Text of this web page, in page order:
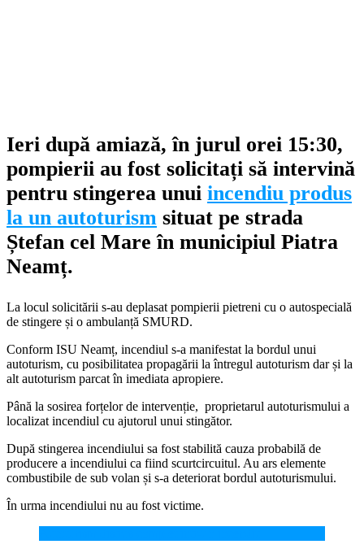
Ieri după amiază, în jurul orei 15:30,
pompierii au fost solicitați să intervină
pentru stingerea unui incendiu produs
la un autoturism situat pe strada
Ștefan cel Mare în municipiul Piatra
Neamț.
La locul solicitării s-au deplasat pompierii pietreni cu o autospecială
de stingere și o ambulanță SMURD.
Conform ISU Neamț, incendiul s-a manifestat la bordul unui
autoturism, cu posibilitatea propagării la întregul autoturism dar și la
alt autoturism parcat în imediata apropiere.
Până la sosirea forțelor de intervenție, proprietarul autoturismului a
localizat incendiul cu ajutorul unui stingător.
După stingerea incendiului sa fost stabilită cauza probabilă de
producere a incendiului ca fiind scurtcircuitul. Au ars elemente
combustibile de sub volan și s-a deteriorat bordul autoturismului.
În urma incendiului nu au fost victime.